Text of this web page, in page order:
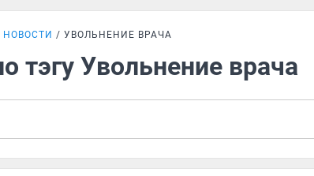
НОВОСТИ УВОЛЬНЕНИЕ ВРАЧА
тэгу Увольнение врача